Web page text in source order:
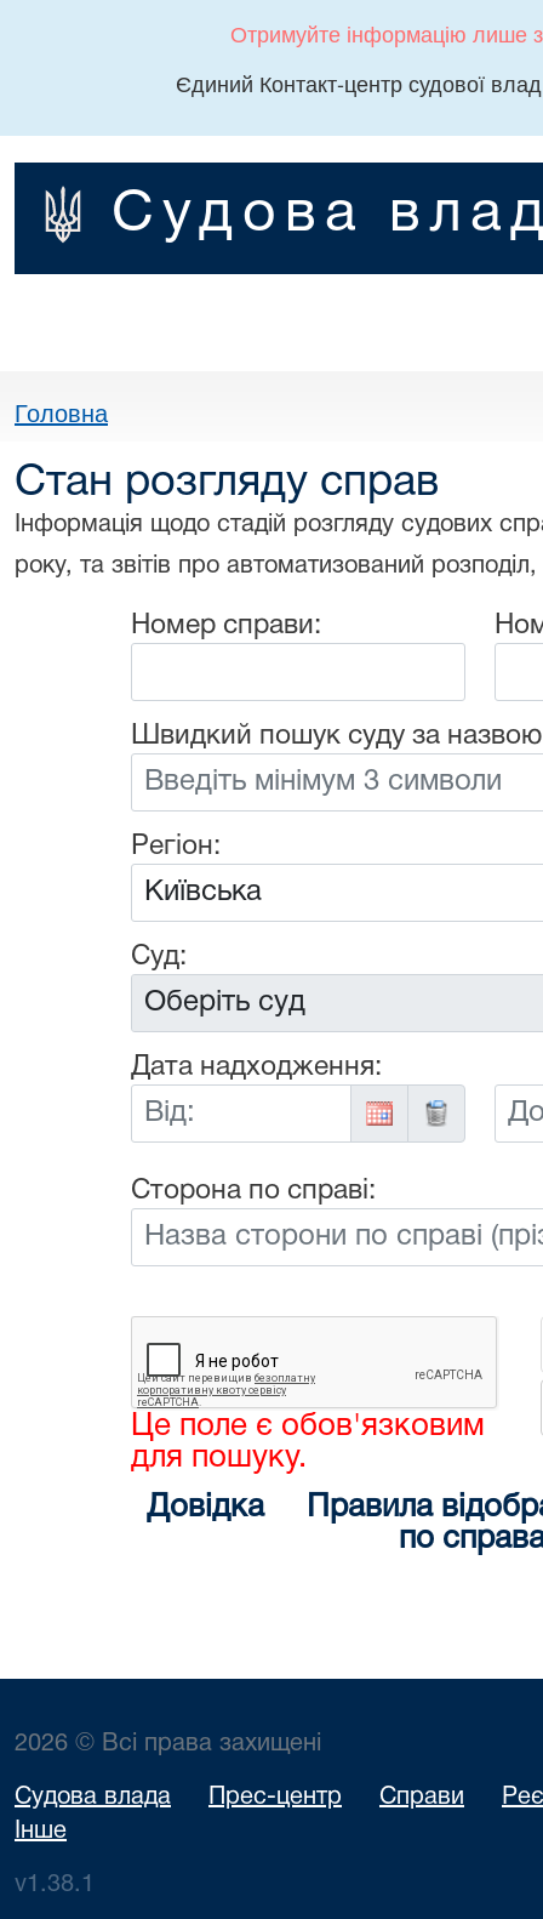
Отримуйте інформацію лише
Єдиний Контакт-центр судової
Судова
Головна
Стан розгляду справ
Інформація щодо стадій розгляду судових
року, та звітів про автоматизований
Номер справи:
Швидкий пошук суду за
Регіон:
Суд:
Дата надходження:
Від:
До:
Сторона по справі:
Це поле є обов'язковим
для пошуку.
Довідка
Правила
по
2026 © Всі права захищені
Судова влада Прес-центр Справи
Інше
v1.38.1